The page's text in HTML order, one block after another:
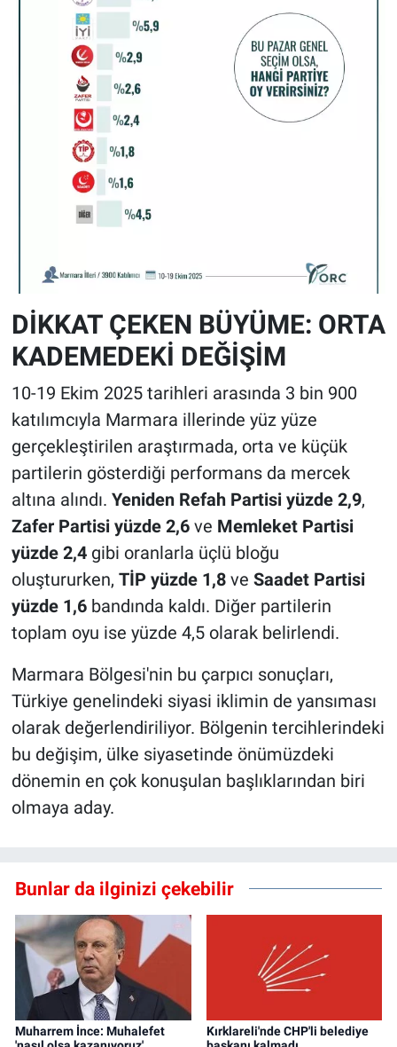
DİKKAT ÇEKEN BÜYÜME: ORTA
KADEMEDEKİ DEĞİŞİM
10-19 Ekim 2025 tarihleri arasında 3 bin 900
katılımcıyla Marmara illerinde yüz yüze
gerçekleştirilen araştırmada, orta ve küçük
partilerin gösterdiği performans da mercek
altına alındı. Yeniden Refah Partisi yüzde 2,9,
Zafer Partisi yüzde 2,6ve Memleket Partisi
yüzde 2,4gibi oranlarla üçlü bloğu
oluştururken, TİP yüzde 1,8ve Saadet Partisi
yüzde 1,6bandında kaldı. Diğer partilerin
toplam oyu ise yüzde 4,5 olarak belirlendi.
Marmara Bölgesi'nin bu çarpıcı sonuçları,
Türkiye genelindeki siyasi iklimin de yansıması
olarak değerlendiriliyor. Bölgenin tercihlerindeki
bu değişim, ülke siyasetinde önümüzdeki
dönemin en çok konuşulan başlıklarından biri
olmaya aday.
Bunlar da ilginizi çekebilir
Muharrem İnce: Muhalefet
Kırklareli'nde CHP'li belediye